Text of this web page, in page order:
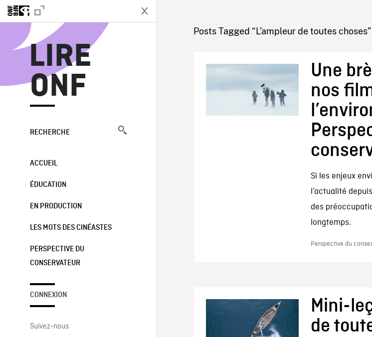
LIRE
ONF
RECHERCHE
ACCUEIL
ÉDUCATION
EN PRODUCTION
LES MOTS DES CINÉASTES
PERSPECTIVE DU
CONSERVATEUR
CONNEXION
Suivez-nous
LIRE ONF
Posts Tagged “L’ampleur de toutes choses”
Une
nos
Si les enjeux
l’actualité
des
longtemps.
Perspective du
Mini-
de